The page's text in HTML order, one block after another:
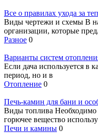
Все о правилах ухода за
Виды чертежи и схемы В
организации, которые
Разное 0
Варианты систем
Если дача используется в
период, но и в
Отопление 0
Печь-камин для бани и
Виды топлива Необходимо
горючее вещество
Печи и камины 0